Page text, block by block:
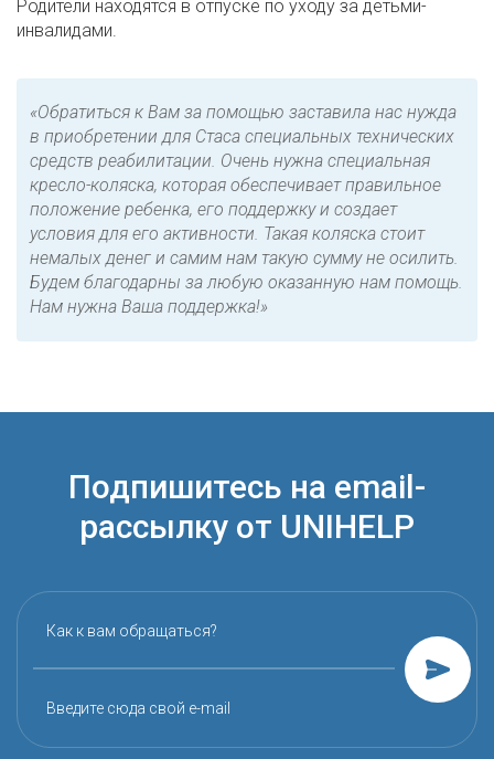
Родители находятся в отпуске по уходу за детьми-
инвалидами.
«Обратиться к Вам за помощью заставила нас нужда
в приобретении для Стаса специальных технических
средств реабилитации. Очень нужна специальная
кресло-коляска, которая обеспечивает правильное
положение ребенка, его поддержку и создает
условия для его активности. Такая коляска стоит
немалых денег и самим нам такую сумму не осилить.
Будем благодарны за любую оказанную нам помощь.
Нам нужна Ваша поддержка!»
Подпишитесь на email-
рассылку от UNIHELP
Как к вам обращаться?
Введите сюда свой e-mail